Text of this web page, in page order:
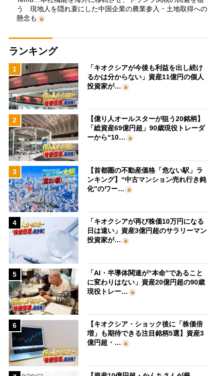
う 現地人を隠れ蓑にした中国企業の農業参入・土地取得への
懸念も
ランキング
1
「キオクシアが今後も利益を出し続け
るかは分からない」資産11億円の個人
投資家が…
2
【億り人オールスターが狙う20銘柄】
「総資産69億円超」90歳現役トレーダ
ーから“10…
3
【首都圏の不動産価格「危ない駅」ラ
ンキング】“中古マンション売れ行き鈍
化”のワー…
4
「キオクシアが再び株価10万円になる
日は遠い」資産3億円超のサラリーマン
投資家が…
5
「AI・半導体関連が“本命”であること
に変わりはない」資産20億円超の90歳
現役トレー…
6
【キオクシア・ショック後に「株価倍
増」も期待できる注目銘柄5選】資産3
億円超・…